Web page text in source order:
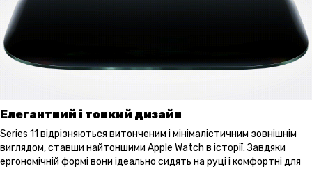
Елегантний і тонкий дизайн
Series 11 відрізняються витонченим і мінімалістичним зовнішнім
виглядом, ставши найтоншими Apple Watch в історії. Завдяки
ергономічній формі вони ідеально сидять на руці і комфортні для